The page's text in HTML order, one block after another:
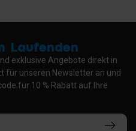
Laufenden
exklusive Angebote direkt in
für unseren Newsletter an und
für 10 % Rabatt auf Ihre